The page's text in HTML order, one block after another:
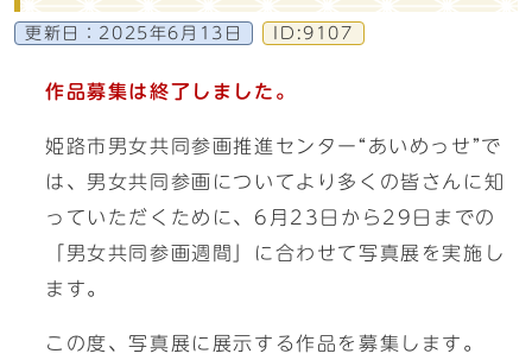
更新日： 2025年6月13日 ID:9107
作品募集は終了しました。
姫路市男女共同参画推進センター“あいめっせ”で
は、男女共同参画についてより多くの皆さんに知
っていただくために、6月23日から29日までの
「男女共同参画週間」に合わせて写真展を実施し
ます。
この度、写真展に展示する作品を募集します。